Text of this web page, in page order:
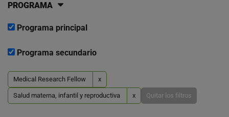
PROGRAMA
Programa principal
Programa secundario
Medical Research Fellow x
Salud materna, infantil y reproductiva x Quitar los filtros